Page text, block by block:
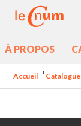
À PROPOS
Accueil